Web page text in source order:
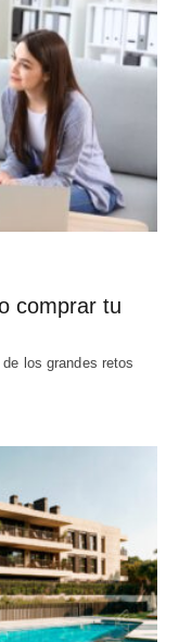
comprar tu
los grandes retos